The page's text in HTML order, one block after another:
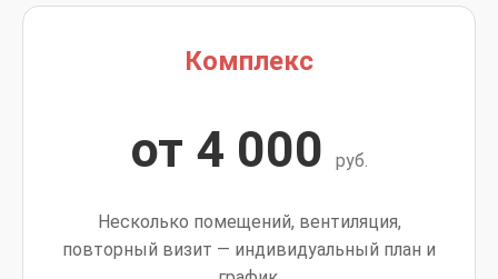
Комплекс
от 4 000 руб.
Несколько помещений, вентиляция,
повторный визит — индивидуальный план и